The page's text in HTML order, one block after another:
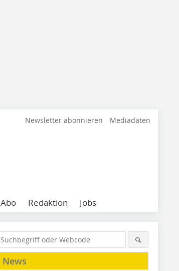
Newsletter abonnieren Mediadaten
Abo Redaktion Jobs
News